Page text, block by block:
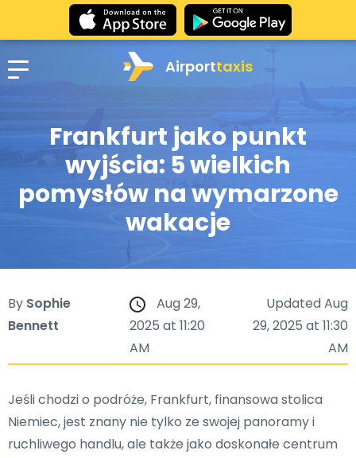
Airporttaxis
Frankfurt jako punkt
wyjścia: 5 wielkich
pomysłów na wymarzone
wakacje
By Sophie
Bennett
Aug 29,
2025 at 11:20
AM
Updated Aug
29, 2025 at 11:30
AM
Jeśli chodzi o podróże, Frankfurt, finansowa stolica
Niemiec, jest znany nie tylko ze swojej panoramy i
ruchliwego handlu, ale także jako doskonałe centrum